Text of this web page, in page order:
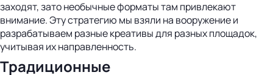
заходят, зато необычные форматы там привлекают
внимание. Эту стратегию мы взяли на вооружение и
разрабатываем разные креативы для разных площадок,
учитывая их направленность.
Традиционные